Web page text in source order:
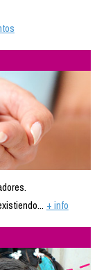
+ info